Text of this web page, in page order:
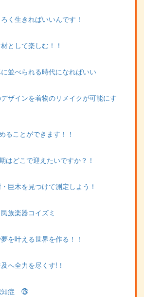
く生きればいいんです！
として楽しむ！！
並べられる時代になればいい
ザインを着物のリメイクが可能にす
ることができます！！
はどこで迎えたいですか？！
巨木を見つけて測定しよう！
族楽器コイズミ
を叶える世界を作る！！
へ全力を尽くす!！
知症 ㉕